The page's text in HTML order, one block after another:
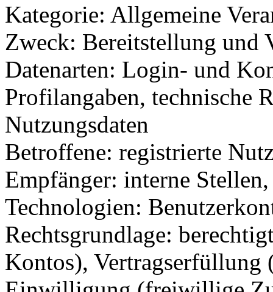
Kategorie: Allgemeine
Zweck: Bereitstellung und
Datenarten: Login- und
Profilangaben, technische
Nutzungsdaten
Betroffene: registrierte
Empfänger: interne
Technologien:
Rechtsgrundlage:
Kontos), Vertragserfüllung